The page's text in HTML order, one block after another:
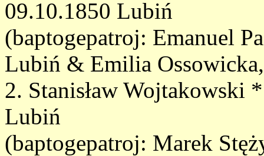
09.10.1850 Lubiń
(baptogepatroj: Emanuel
Lubiń & Emilia
2. Stanisław Wojtakowski
Lubiń
(baptogepatroj: Marek